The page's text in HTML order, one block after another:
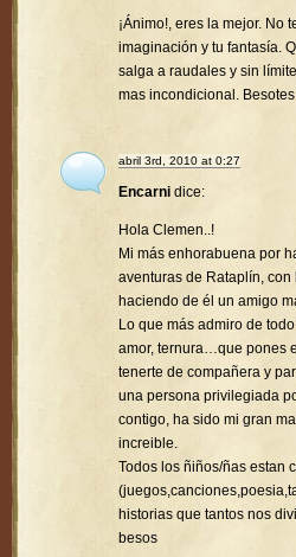
¡Ánimo!, eres la mejor. No
imaginación y tu fantasía.
salga a raudales y sin
mas incondicional.
abril 3rd, 2010 at 0:27
Encarni dice:
Hola Clemen..!
Mi más enhorabuena por
aventuras de Rataplín,
haciendo de él un amigo
Lo que más admiro de
amor, ternura…que pones
tenerte de compañera y
una persona privilegiada
contigo, ha sido mi gran
increible.
Todos los ñiños/ñas estan
historias que tantos nos
besos